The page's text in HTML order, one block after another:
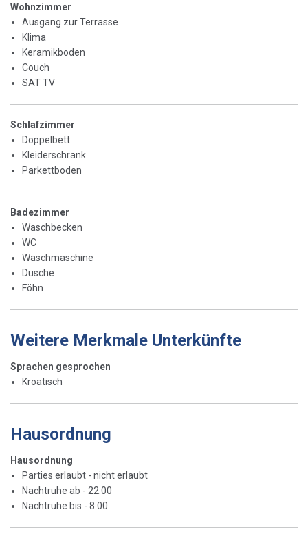
Wohnzimmer
Ausgang zur Terrasse
Klima
Keramikboden
Couch
SAT TV
Schlafzimmer
Doppelbett
Kleiderschrank
Parkettboden
Badezimmer
Waschbecken
WC
Waschmaschine
Dusche
Föhn
Weitere Merkmale Unterkünfte
Sprachen gesprochen
Kroatisch
Hausordnung
Hausordnung
Parties erlaubt - nicht erlaubt
Nachtruhe ab - 22:00
Nachtruhe bis - 8:00